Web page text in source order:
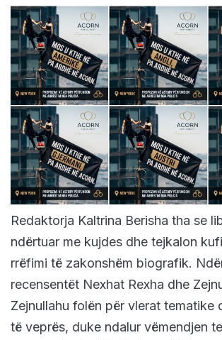
Redaktorja Kaltrina Berisha tha se
ndërtuar me kujdes dhe tejkalon
rrëfimi të zakonshëm biografik.
recensentët Nexhat Rexha dhe
Zejnullahu folën për vlerat tematike
të veprës, duke ndalur vëmendjen